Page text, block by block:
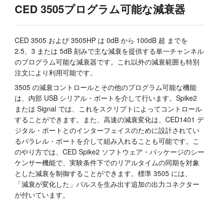
ニュース
価格
ダウンロード
チュートリアル
サポート
販売店
CED 3505プログラム可能な減衰器
CED 3505 および 3505HP は 0dB から 100dB 超 までを
2.5、3 または 5dB 刻みで主な減衰を提供する単一チャンネル
のプログラム可能な減衰器です。これ以外の減衰範囲も特別
注文により利用可能です。
3505 の減衰コントロールとその他のプログラム可能な機能
は、内部 USB シリアル・ポートを介して行います。Spike2
または Signal では、これをスクリプトによってコントロール
することができます。また、高速の減衰変化は、CED1401 デ
ジタル・ポートとのインターフェイスのために設計されてい
るパラレル・ポートを介して組み入れることも可能です。こ
のやり方では、CED Spike2 ソフトウェア・パッケージのシー
ケンサー機能で、実験条件下でのリアルタイムの同期を対象
とした減衰を制御することができます。標準 3505 には、
「減衰が変化した」パルスを生み出す追加の出力コネクター
が付いています。